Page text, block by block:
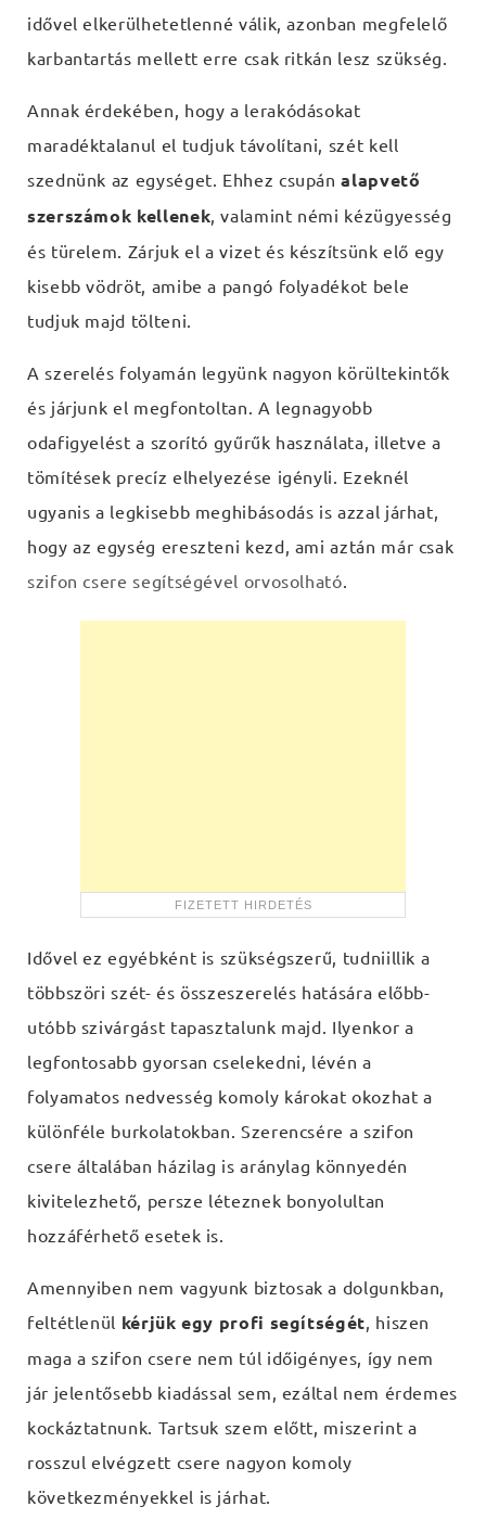
idővel elkerülhetetlenné válik, azonban megfelelő
karbantartás mellett erre csak ritkán lesz szükség.
Annak érdekében, hogy a lerakódásokat
maradéktalanul el tudjuk távolítani, szét kell
szednünk az egységet. Ehhez csupánalapvető
szerszámok kellenek, valamint némi kézügyesség
és türelem. Zárjuk el a vizet és készítsünk elő egy
kisebb vödröt, amibe a pangó folyadékot bele
tudjuk majd tölteni.
A szerelés folyamán legyünk nagyon körültekintők
és járjunk el megfontoltan. A legnagyobb
odafigyelést a szorító gyűrűk használata, illetve a
tömítések precíz elhelyezése igényli. Ezeknél
ugyanis a legkisebb meghibásodás is azzal járhat,
hogy az egység ereszteni kezd, ami aztán már csak
szifon csere segítségével orvosolható.
Idővel ez egyébként is szükségszerű, tudniillik a
többszöri szét- és összeszerelés hatására előbb-
utóbb szivárgást tapasztalunk majd. Ilyenkor a
legfontosabb gyorsan cselekedni, lévén a
folyamatos nedvesség komoly károkat okozhat a
különféle burkolatokban. Szerencsére a szifon
csere általában házilag is aránylag könnyedén
kivitelezhető, persze léteznek bonyolultan
hozzáférhető esetek is.
Amennyiben nem vagyunk biztosak a dolgunkban,
feltétlenül kérjük egy profi segítségét, hiszen
maga a szifon csere nem túl időigényes, így nem
jár jelentősebb kiadással sem, ezáltal nem érdemes
kockáztatnunk. Tartsuk szem előtt, miszerint a
rosszul elvégzett csere nagyon komoly
következményekkel is járhat.